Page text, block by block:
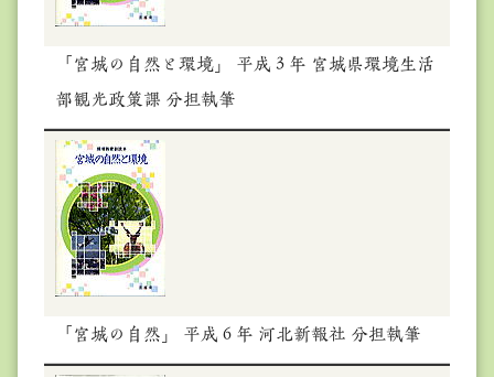
「宮城の自然と環境」 平成３年 宮城県環境生活
部観光政策課 分担執筆
「宮城の自然」 平成６年 河北新報社 分担執筆